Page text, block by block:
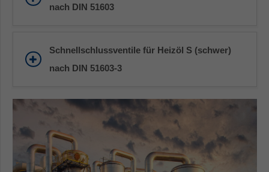
nach DIN 51603
Schnellschlussventile für Heizöl S (schwer)
nach DIN 51603-3